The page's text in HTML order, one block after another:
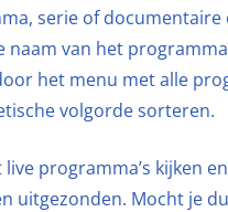
serie of
naam van het
het menu met alle
volgorde sorteren.
programma’s kijken
uitgezonden. Mocht je